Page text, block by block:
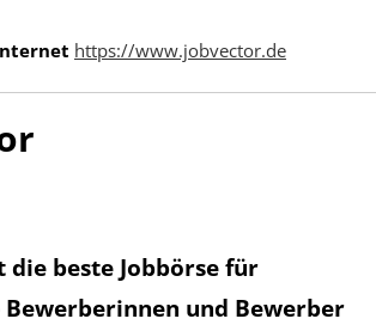
https://www.jobvector.de
beste Jobbörse für
und Bewerber